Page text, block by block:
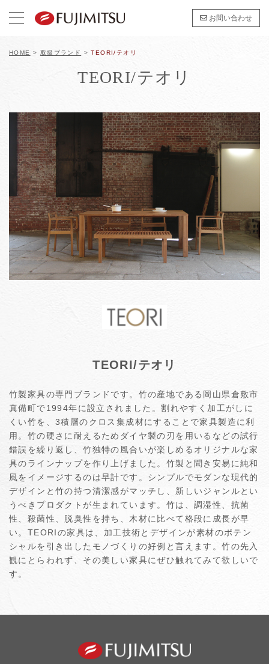
お問い合わせ
HOME > 取扱ブランド >TEORI/テオリ
TEORI/テオリ
TEORI/テオリ
竹製家具の専門ブランドです。竹の産地である岡山県倉敷市
真備町で1994年に設立されました。割れやすく加工がしに
くい竹を、3積層のクロス集成材にすることで家具製造に利
用。竹の硬さに耐えるためダイヤ製の刃を用いるなどの試行
錯誤を繰り返し、竹独特の風合いが楽しめるオリジナルな家
具のラインナップを作り上げました。竹製と聞き安易に純和
風をイメージするのは早計です。シンプルでモダンな現代的
デザインと竹の持つ清潔感がマッチし、新しいジャンルとい
うべきプロダクトが生まれています。竹は、調湿性、抗菌
性、殺菌性、脱臭性を持ち、木材に比べて格段に成長が早
い。TEORIの家具は、加工技術とデザインが素材のポテン
シャルを引き出したモノづくりの好例と言えます。竹の先入
観にとらわれず、その美しい家具にぜひ触れてみて欲しいで
す。